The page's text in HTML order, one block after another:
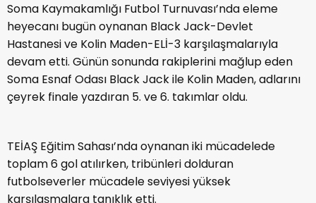
Soma Kaymakamlığı Futbol Turnuvası’nda eleme
heyecanı bugün oynanan Black Jack-Devlet
Hastanesi ve Kolin Maden-ELİ-3 karşılaşmalarıyla
devam etti. Günün sonunda rakiplerini mağlup eden
Soma Esnaf Odası Black Jack ile Kolin Maden, adlarını
çeyrek finale yazdıran 5. ve 6. takımlar oldu.
TEİAŞ Eğitim Sahası’nda oynanan iki mücadelede
toplam 6 gol atılırken, tribünleri dolduran
futbolseverler mücadele seviyesi yüksek
karşılaşmalara tanıklık etti.